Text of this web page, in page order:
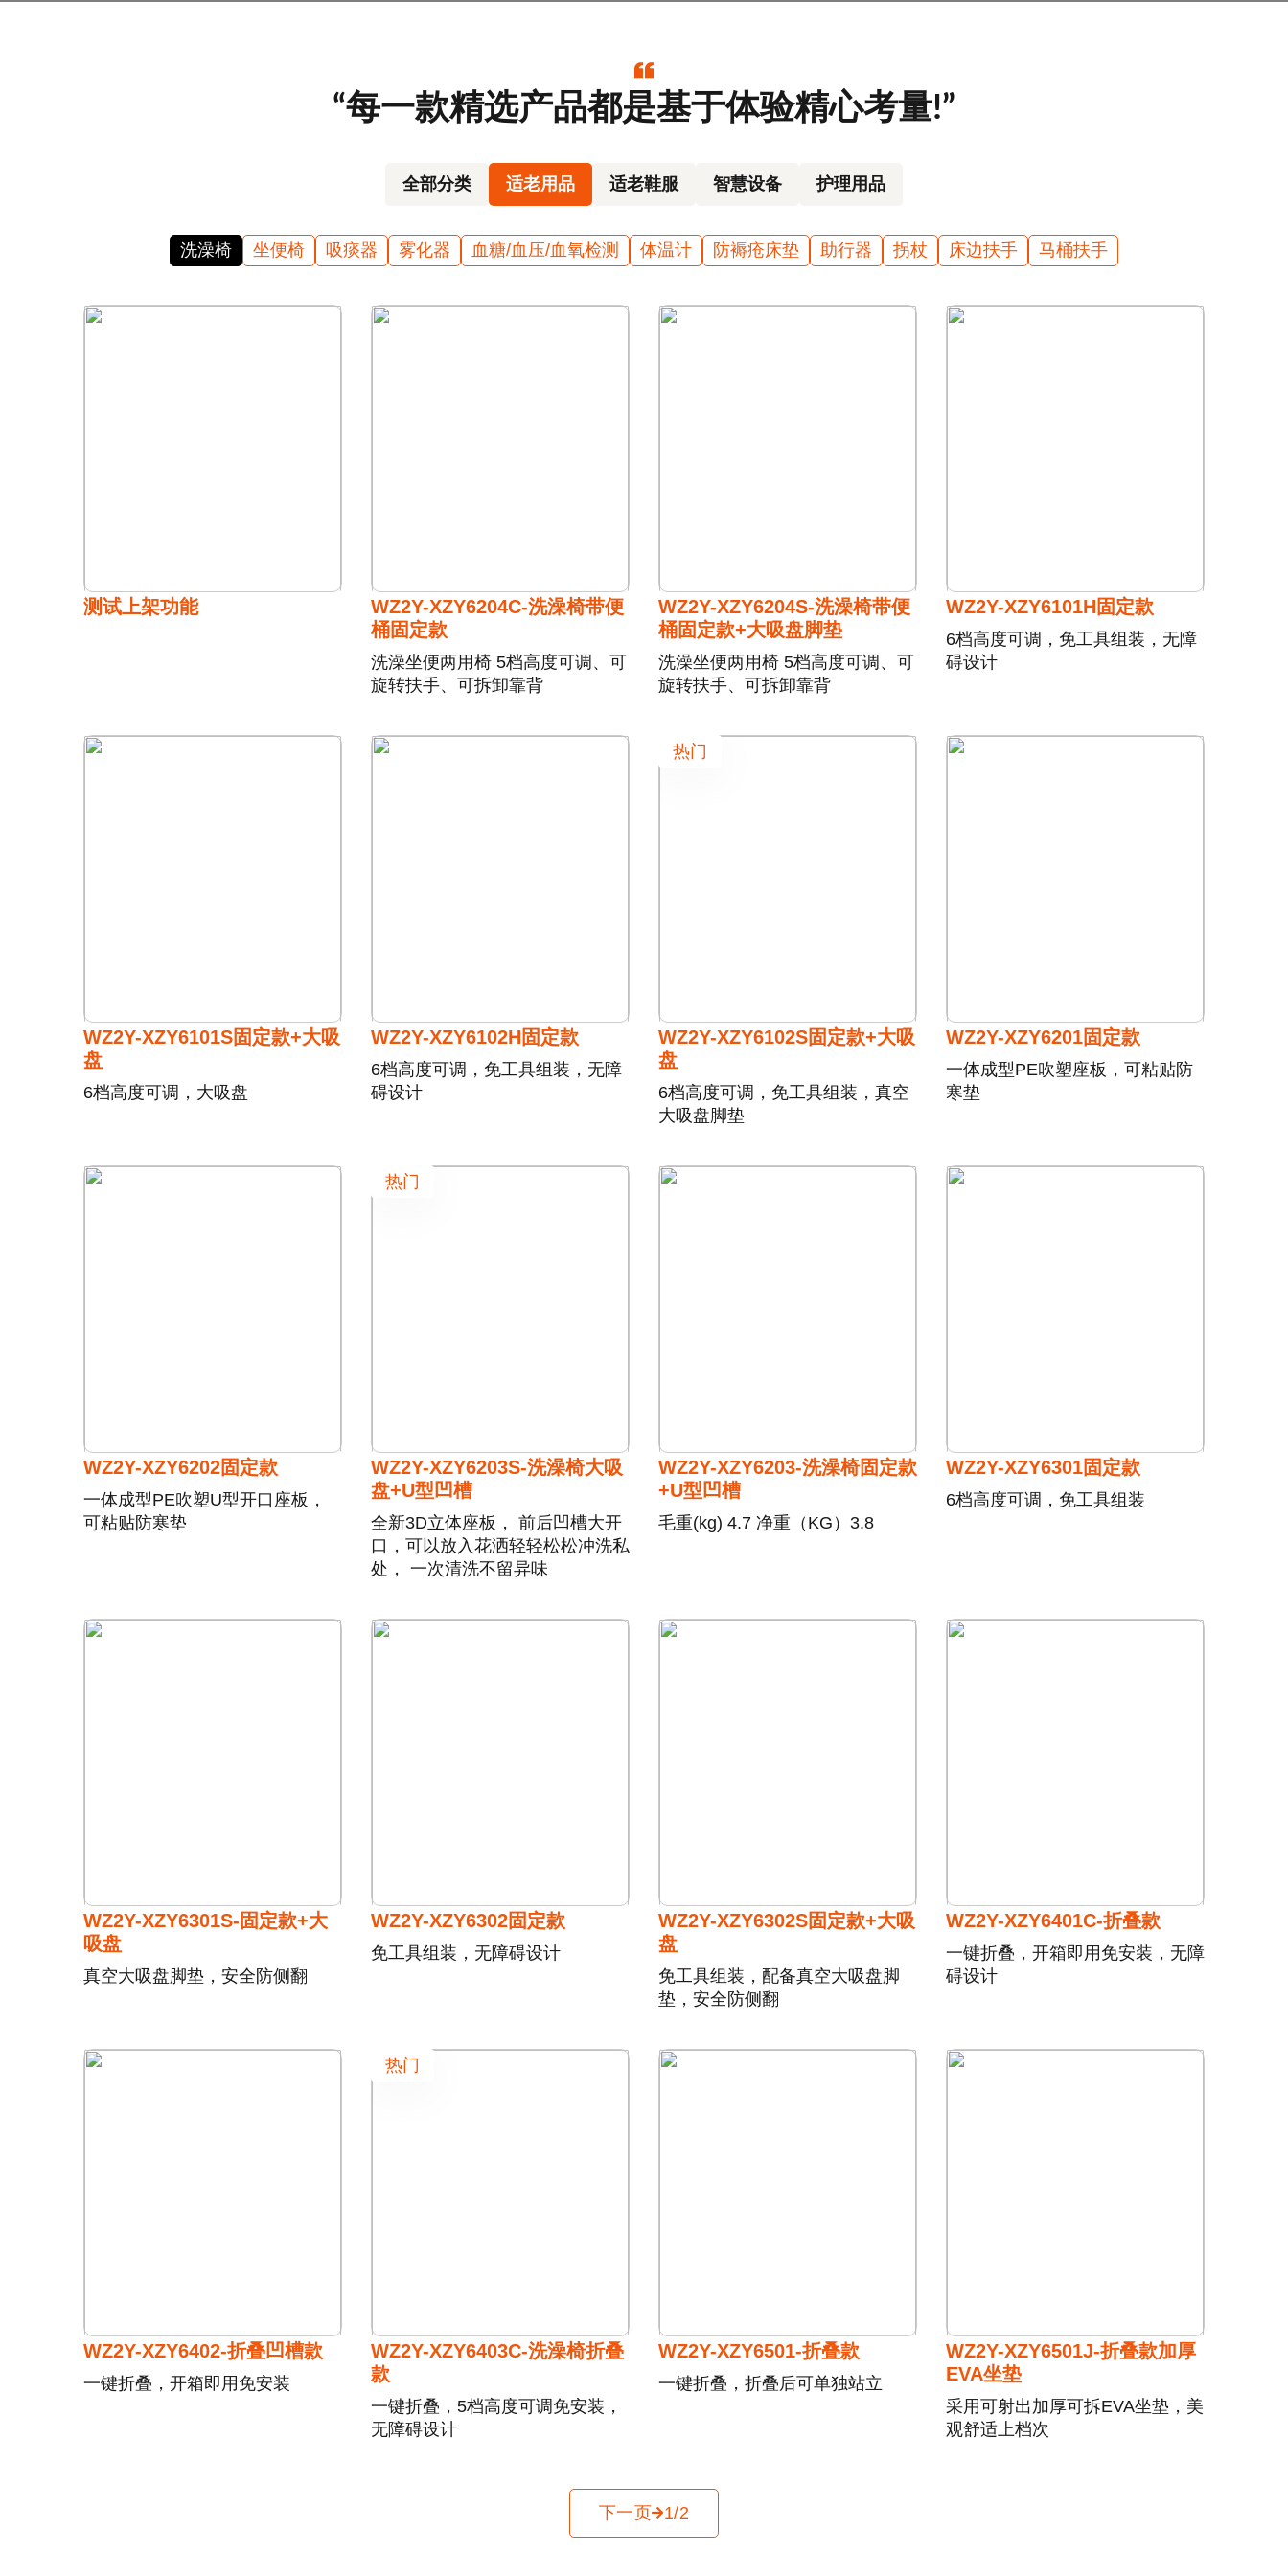
“每一款精选产品都是基于体验精心考量!”
全部分类 适老用品 适老鞋服 智慧设备 护理用品
洗澡椅 坐便椅 吸痰器 雾化器 血糖/血压/血氧检测 体温计 防褥疮床垫 助行器 拐杖 床边扶手 马桶扶手
测试上架功能
WZ2Y-XZY6204C-洗澡椅带便
桶固定款
洗澡坐便两用椅 5档高度可调、可
旋转扶手、可拆卸靠背
WZ2Y-XZY6204S-洗澡椅带便
桶固定款+大吸盘脚垫
洗澡坐便两用椅 5档高度可调、可
旋转扶手、可拆卸靠背
WZ2Y-XZY6101H固定款
6档高度可调，免工具组装，无障
碍设计
WZ2Y-XZY6101S固定款+大吸
盘
6档高度可调，大吸盘
WZ2Y-XZY6102H固定款
6档高度可调，免工具组装，无障
碍设计
热门
WZ2Y-XZY6102S固定款+大吸
盘
6档高度可调，免工具组装，真空
大吸盘脚垫
WZ2Y-XZY6201固定款
一体成型PE吹塑座板，可粘贴防
寒垫
WZ2Y-XZY6202固定款
一体成型PE吹塑U型开口座板，
可粘贴防寒垫
热门
WZ2Y-XZY6203S-洗澡椅大吸
盘+U型凹槽
全新3D立体座板， 前后凹槽大开
口，可以放入花洒轻轻松松冲洗私
处， 一次清洗不留异味
WZ2Y-XZY6203-洗澡椅固定款
+U型凹槽
毛重(kg) 4.7 净重（KG）3.8
WZ2Y-XZY6301固定款
6档高度可调，免工具组装
WZ2Y-XZY6301S-固定款+大
吸盘
真空大吸盘脚垫，安全防侧翻
WZ2Y-XZY6302固定款
免工具组装，无障碍设计
WZ2Y-XZY6302S固定款+大吸
盘
免工具组装，配备真空大吸盘脚
垫，安全防侧翻
WZ2Y-XZY6401C-折叠款
一键折叠，开箱即用免安装，无障
碍设计
WZ2Y-XZY6402-折叠凹槽款
一键折叠，开箱即用免安装
热门
WZ2Y-XZY6403C-洗澡椅折叠
款
一键折叠，5档高度可调免安装，
无障碍设计
WZ2Y-XZY6501-折叠款
一键折叠，折叠后可单独站立
WZ2Y-XZY6501J-折叠款加厚
EVA坐垫
采用可射出加厚可拆EVA坐垫，美
观舒适上档次
下一页1/2